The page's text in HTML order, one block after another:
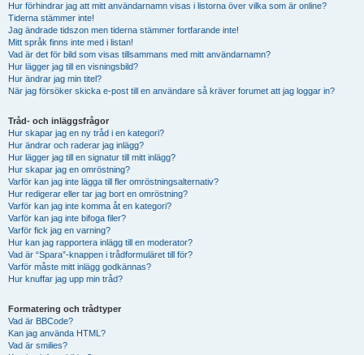
Hur förhindrar jag att mitt användarnamn visas i listorna över vilka som är online?
Tiderna stämmer inte!
Jag ändrade tidszon men tiderna stämmer fortfarande inte!
Mitt språk finns inte med i listan!
Vad är det för bild som visas tillsammans med mitt användarnamn?
Hur lägger jag till en visningsbild?
Hur ändrar jag min titel?
När jag försöker skicka e-post till en användare så kräver forumet att jag loggar in?
Tråd- och inläggsfrågor
Hur skapar jag en ny tråd i en kategori?
Hur ändrar och raderar jag inlägg?
Hur lägger jag till en signatur till mitt inlägg?
Hur skapar jag en omröstning?
Varför kan jag inte lägga till fler omröstningsalternativ?
Hur redigerar eller tar jag bort en omröstning?
Varför kan jag inte komma åt en kategori?
Varför kan jag inte bifoga filer?
Varför fick jag en varning?
Hur kan jag rapportera inlägg till en moderator?
Vad är “Spara”-knappen i trådformuläret till för?
Varför måste mitt inlägg godkännas?
Hur knuffar jag upp min tråd?
Formatering och trådtyper
Vad är BBCode?
Kan jag använda HTML?
Vad är smilies?